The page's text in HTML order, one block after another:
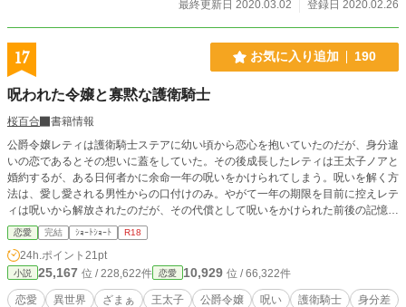
最終更新日 2020.03.02
登録日 2020.02.26
17 お気に入り追加 190
呪われた令嬢と寡黙な護衛騎士
桜百合
書籍情報
公爵令嬢レティは護衛騎士ステアに幼い頃から恋心を抱いていたのだが、身分違
いの恋であるとその想いに蓋をしていた。その後成長したレティは王太子ノアと
婚約するが、ある日何者かに余命一年の呪いをかけられてしまう。呪いを解く方
法は、愛し愛される男性からの口付けのみ。やがて一年の期限を目前に控えレテ
ィは呪いから解放されたのだが、その代償として呪いをかけられた前後の記憶を
失ってしまう。王太子は自分が呪いを解いたのだと甲斐甲斐しく世話を焼くが、
レティは違和感を持ち始める。 ムーンライトノベルズ様でも掲載しております
(Rシーンさらに加筆) ※設定ふんわりですので、さらっとお読みください ※Rシ
ーンは★マークをつけてあります
恋愛 完結 ｼｮｰﾄｼｮｰﾄ R18
24h.ポイント 21pt
小説 25,167 位 / 228,622件 恋愛 10,929 位 / 66,322件
恋愛 異世界 ざまぁ 王太子 公爵令嬢 呪い 護衛騎士 身分差